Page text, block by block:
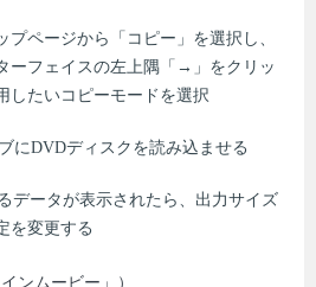
プページから「コピー」を選択し、
ーフェイスの左上隅「→」をクリッ
したいコピーモードを選択
にDVDディスクを読み込ませる
データが表示されたら、出力サイズ
を変更する
ンムービー」）